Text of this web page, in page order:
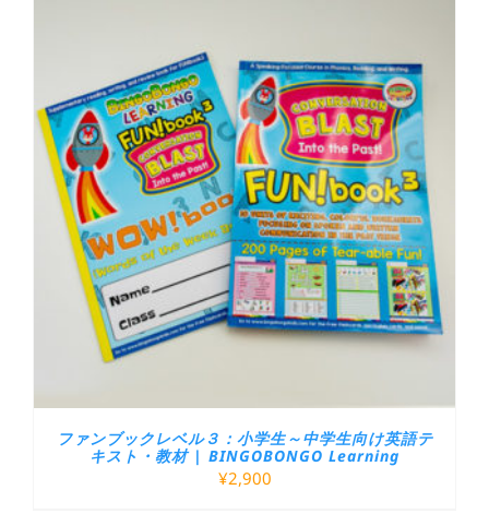
ファンブックレベル３：小学生～中学生向け英語テ
キスト・教材 | BINGOBONGO Learning
¥2,900